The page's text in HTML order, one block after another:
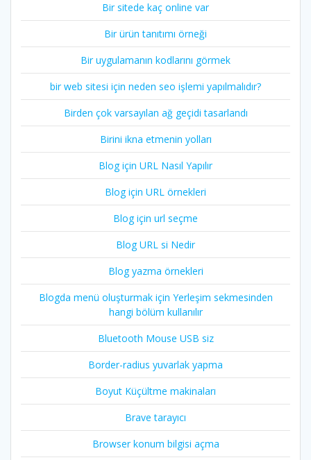
Bir sitede kaç online var
Bir ürün tanıtımı örneği
Bir uygulamanın kodlarını görmek
bir web sitesi için neden seo işlemi yapılmalıdır?
Birden çok varsayılan ağ geçidi tasarlandı
Birini ikna etmenin yolları
Blog için URL Nasıl Yapılır
Blog için URL örnekleri
Blog için url seçme
Blog URL si Nedir
Blog yazma örnekleri
Blogda menü oluşturmak için Yerleşim sekmesinden
hangi bölüm kullanılır
Bluetooth Mouse USB siz
Border-radius yuvarlak yapma
Boyut Küçültme makinaları
Brave tarayıcı
Browser konum bilgisi açma